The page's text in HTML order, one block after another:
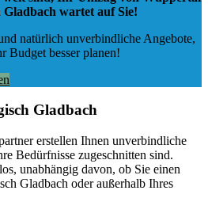
Gladbach wartet auf Sie!
natürlich unverbindliche Angebote,
Budget besser planen!
Gladbach
erstellen Ihnen unverbindliche
Bedürfnisse zugeschnitten sind.
unabhängig davon, ob Sie einen
Gladbach oder außerhalb Ihres